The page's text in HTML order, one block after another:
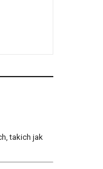
takich jak